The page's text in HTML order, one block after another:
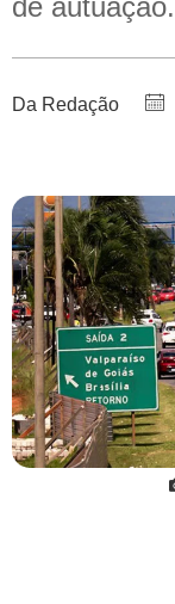
de autuação.
Da Redação